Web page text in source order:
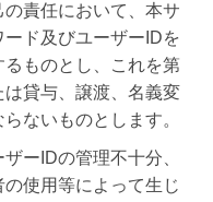
責任において、本サ
ド及びユーザーIDを
ものとし、これを第
貸与、譲渡、名義変
ないものとします。
ーIDの管理不十分、
使用等によって生じ